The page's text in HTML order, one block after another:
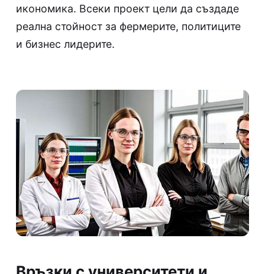
икономика. Всеки проект цели да създаде
реална стойност за фермерите, политиците
и бизнес лидерите.